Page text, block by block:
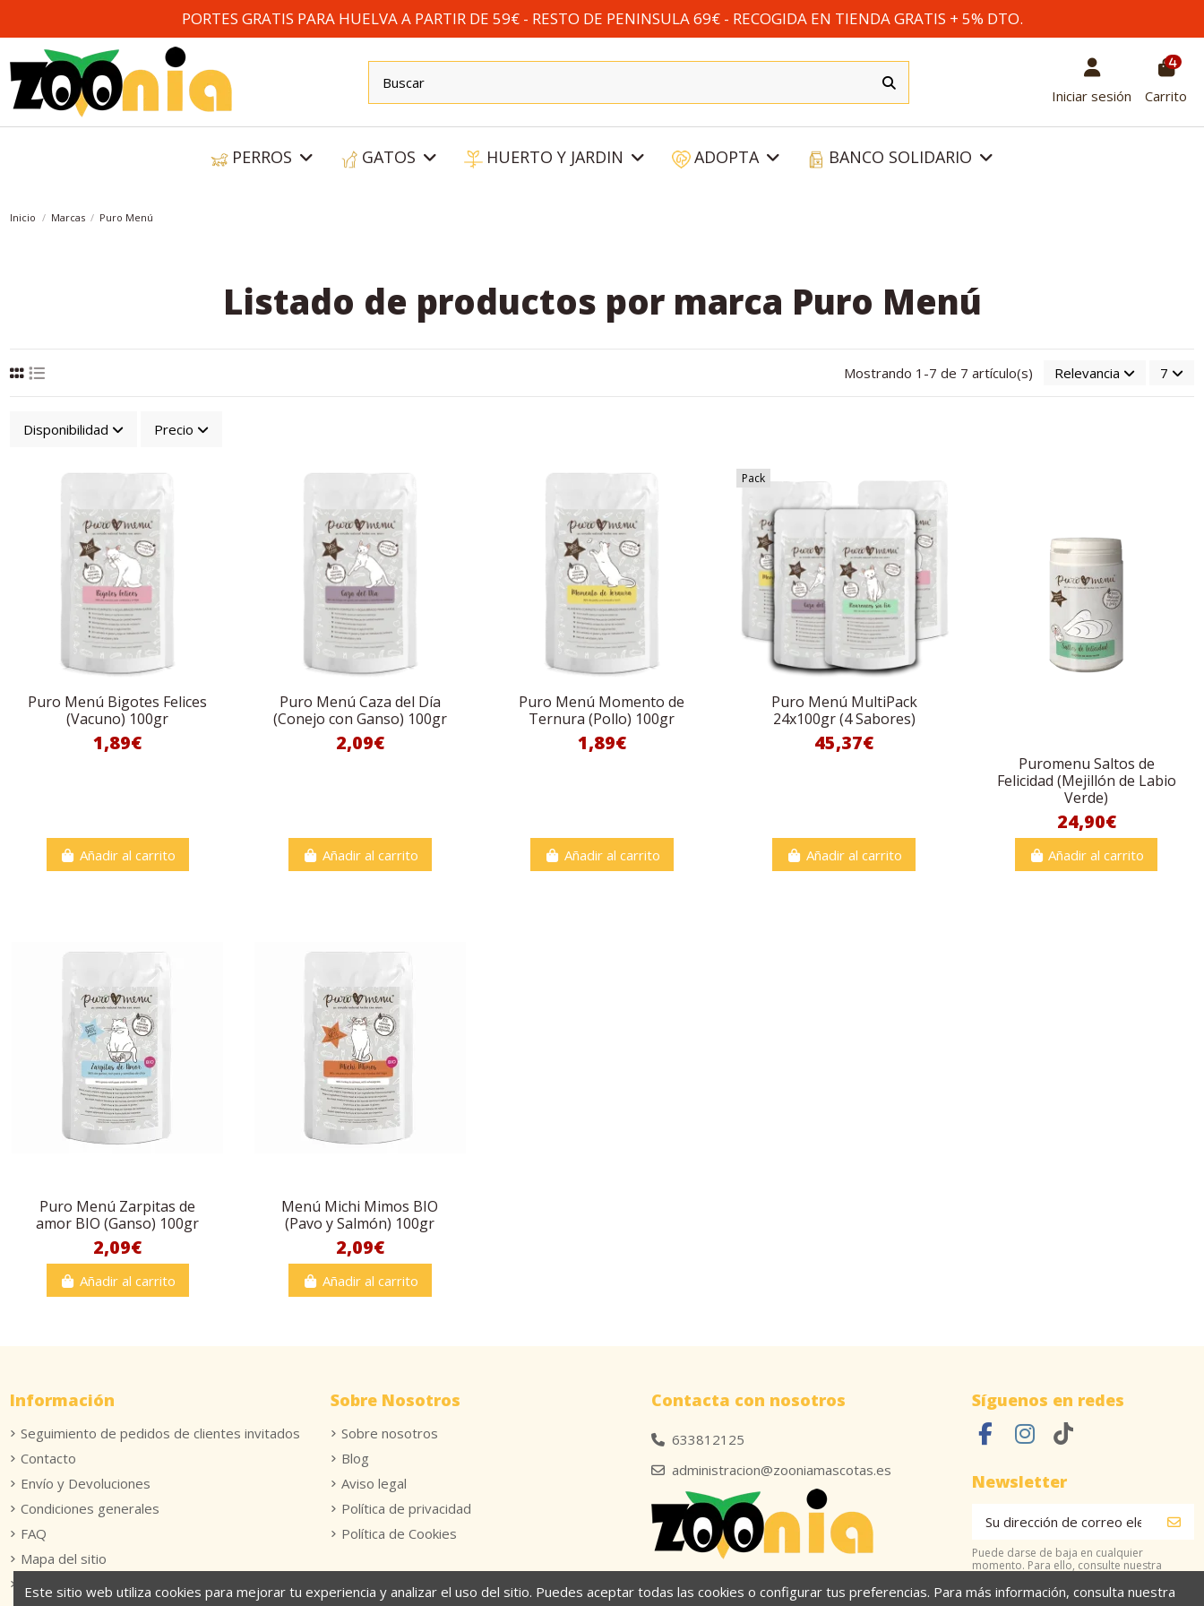
PORTES GRATIS PARA HUELVA A PARTIR DE 59€ - RESTO DE PENINSULA 69€ - RECOGIDA EN TIENDA GRATIS + 5% DTO.
Iniciar sesión
4
Carrito
PERROS GATOS HUERTO Y JARDIN ADOPTA BANCO SOLIDARIO
Inicio Marcas Puro Menú
Listado de productos por marca Puro Menú
Mostrando 1-7 de 7 artículo(s) Relevancia 7
Disponibilidad Precio
Puro Menú Bigotes Felices
(Vacuno) 100gr
1,89€
Añadir al carrito
Puro Menú Caza del Día
(Conejo con Ganso) 100gr
2,09€
Añadir al carrito
Puro Menú Momento de
Ternura (Pollo) 100gr
1,89€
Añadir al carrito
Pack
Puro Menú MultiPack
24x100gr (4 Sabores)
45,37€
Añadir al carrito
Puromenu Saltos de
Felicidad (Mejillón de Labio
Verde)
24,90€
Añadir al carrito
Puro Menú Zarpitas de
amor BIO (Ganso) 100gr
2,09€
Añadir al carrito
Menú Michi Mimos BIO
(Pavo y Salmón) 100gr
2,09€
Añadir al carrito
Información
Seguimiento de pedidos de clientes invitados
Contacto
Envío y Devoluciones
Condiciones generales
FAQ
Mapa del sitio
Formulario Devoluciones
Sobre Nosotros
Sobre nosotros
Blog
Aviso legal
Política de privacidad
Política de Cookies
Contacta con nosotros
633812125
administracion@zooniamascotas.es
Síguenos en redes
Newsletter
Puede darse de baja en cualquier
momento. Para ello, consulte nuestra
Este sitio web utiliza cookies para mejorar tu experiencia y analizar el uso del sitio. Puedes aceptar todas las cookies o configurar tus preferencias. Para más información, consulta nuestra